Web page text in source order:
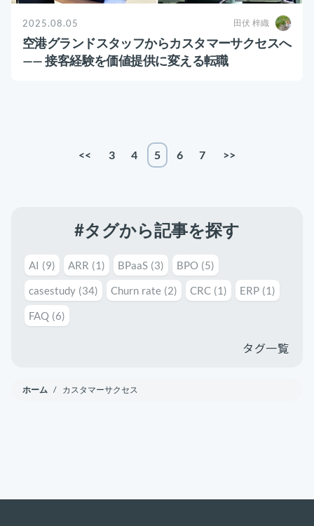
2025.08.05 田伏 梓織
空港グランドスタッフからカスタマーサクセスへ
—— 接客経験を価値提供に変える転職
<< 3 4 5 6 7 >>
#タグから記事を探す
AI (9) ARR (1) BPaaS (3) BPO (5)
casestudy (34) Churn rate (2) CRC (1) ERP (1)
FAQ (6)
タグ一覧
ホーム / カスタマーサクセス